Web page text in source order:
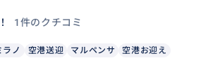
1件のクチコミ
ラノ 空港送迎 マルペンサ 空港お迎え